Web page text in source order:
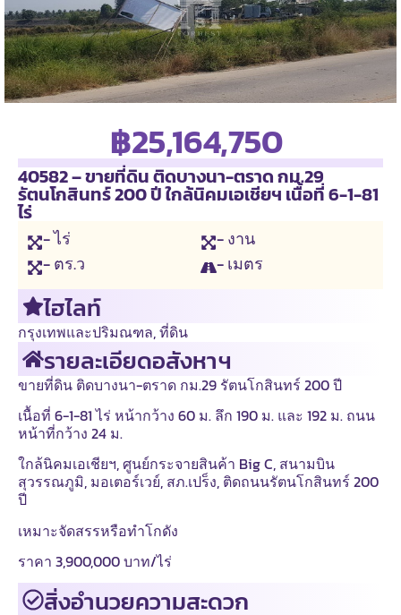
฿25,164,750
40582 – ขายที่ดิน ติดบางนา-ตราด กม.29
รัตนโกสินทร์ 200 ปี ใกล้นิคมเอเชียฯ เนื้อที่ 6-1-81
ไร่
- ไร่
- งาน
- ตร.ว
- เมตร
ไฮไลท์
กรุงเทพและปริมณฑล,ที่ดิน
รายละเอียดอสังหาฯ
ขายที่ดิน ติดบางนา-ตราด กม.29 รัตนโกสินทร์ 200 ปี
เนื้อที่ 6-1-81 ไร่ หน้ากว้าง 60 ม. ลึก 190 ม. และ 192 ม. ถนน
หน้าที่กว้าง 24 ม.
ใกล้นิคมเอเชียฯ, ศูนย์กระจายสินค้า Big C, สนามบิน
สุวรรณภูมิ, มอเตอร์เวย์, สภ.เปร็ง, ติดถนนรัตนโกสินทร์ 200
ปี
เหมาะจัดสรรหรือทำโกดัง
ราคา 3,900,000 บาท/ไร่
สิ่งอำนวยความสะดวก